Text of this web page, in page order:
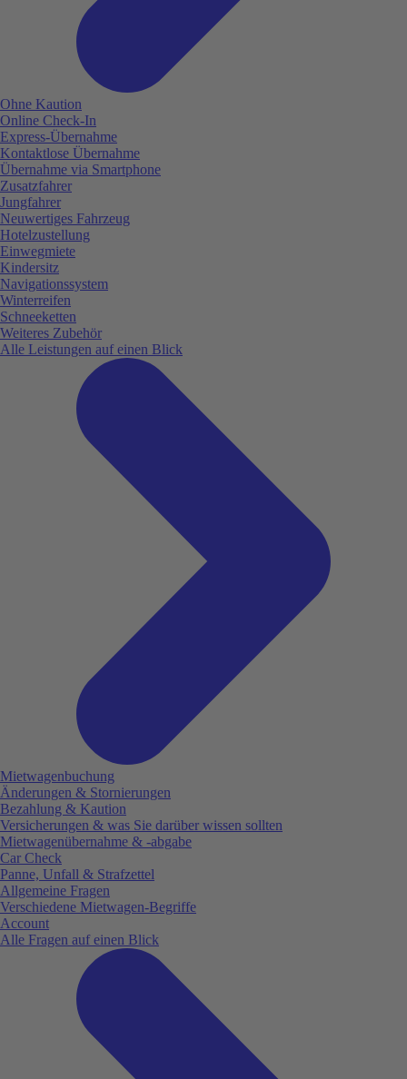
Ohne Kaution
Online Check-In
Express-Übernahme
Kontaktlose Übernahme
Übernahme via Smartphone
Zusatzfahrer
Jungfahrer
Neuwertiges Fahrzeug
Hotelzustellung
Einwegmiete
Kindersitz
Navigationssystem
Winterreifen
Schneeketten
Weiteres Zubehör
Alle Leistungen auf einen Blick
Mietwagenbuchung
Änderungen & Stornierungen
Bezahlung & Kaution
Versicherungen & was Sie darüber wissen sollten
Mietwagenübernahme & -abgabe
Car Check
Panne, Unfall & Strafzettel
Allgemeine Fragen
Verschiedene Mietwagen-Begriffe
Account
Alle Fragen auf einen Blick